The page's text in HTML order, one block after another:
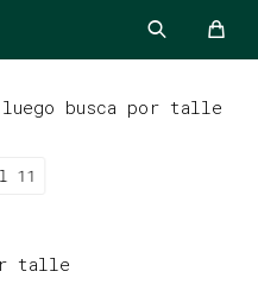
busca por talle
11
talle